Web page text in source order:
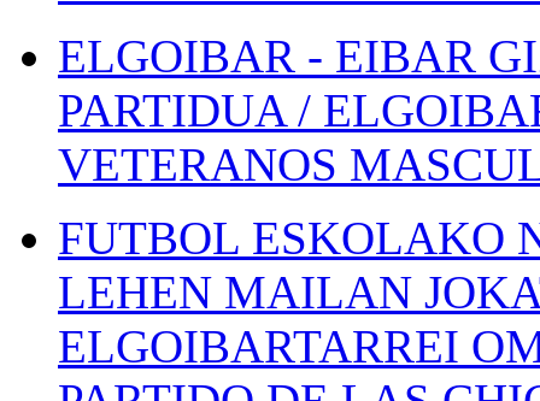
ELGOIBAR - EIBAR
PARTIDUA /
VETERANOS
FUTBOL ESKOLAKO
LEHEN MAILAN
ELGOIBARTARREI